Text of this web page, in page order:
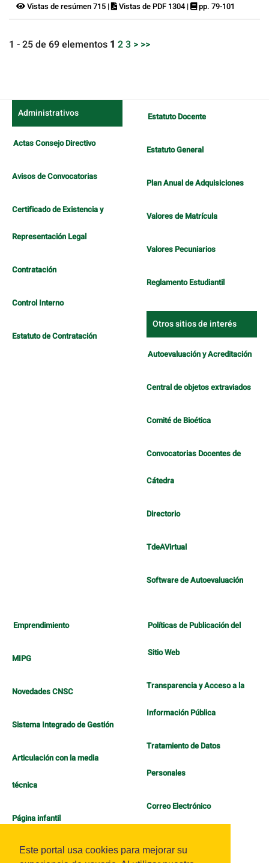
Este portal usa cookies para mejorar su
Vistas de resúmen 715 | Vistas de PDF 1304 | pp. 79-101
1 - 25 de 69 elementos 1 23 > >>
Administrativos
Actas Consejo Directivo
Avisos de Convocatorias
Certificado de Existencia y
Representación Legal
Contratación
Control Interno
Estatuto de Contratación
Estatuto Docente
Estatuto General
Plan Anual de Adquisiciones
Valores de Matrícula
Valores Pecuniarios
Reglamento Estudiantil
Otros sitios de interés
Autoevaluación y Acreditación
Central de objetos extraviados
Comité de Bioética
Convocatorias Docentes de
Cátedra
Directorio
TdeAVirtual
Software de Autoevaluación
Emprendimiento
MIPG
Novedades CNSC
Sistema Integrado de Gestión
Articulación con la media
técnica
Página infantil
Políticas de Publicación del
Sitio Web
Transparencia y Acceso a la
Información Pública
Tratamiento de Datos
Personales
Correo Electrónico